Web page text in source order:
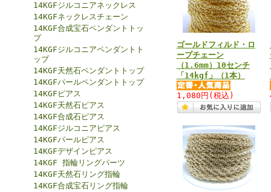
14KGFジルコニアネックレス
14KGFネックレスチェーン
14KGF合成宝石ペンダントトッ
プ
14KGFジルコニアペンダントト
ップ
14KGF天然石ペンダントトップ
14KGFパールペンダントトップ
14KGFピアス
14KGF天然石ピアス
14KGF合成石ピアス
14KGFジルコニアピアス
14KGFパールピアス
14KGFデザインピアス
14KGF 指輪リングパーツ
14KGF天然石リング指輪
14KGF合成宝石リング指輪
ゴールドフィルド・ロ
ープチェーン
（1.6mm）10センチ
「14kgf」（1本）
1,080円 (税込)